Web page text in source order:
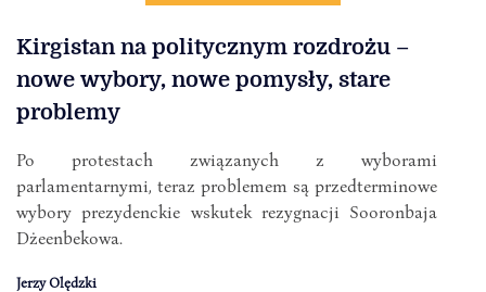
Kirgistan na politycznym rozdrożu –
nowe wybory, nowe pomysły, stare
problemy
Po protestach związanych z wyborami
parlamentarnymi, teraz problemem są przedterminowe
wybory prezydenckie wskutek rezygnacji Sooronbaja
Dżeenbekowa.
Jerzy Olędzki